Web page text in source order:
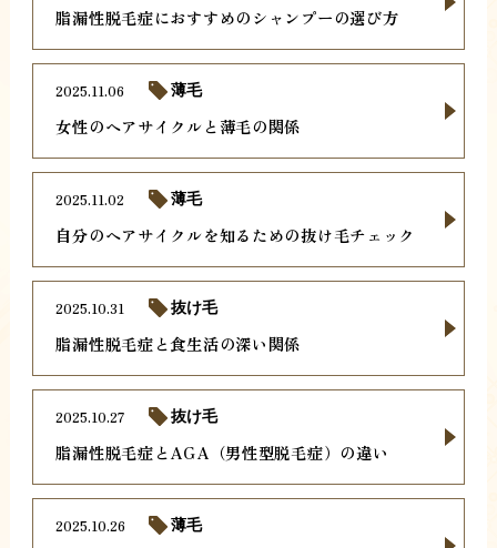
脂漏性脱毛症におすすめのシャンプーの選び方
女性のヘアサイクルと薄毛の関係
2025.11.06 薄毛
自分のヘアサイクルを知るための抜け毛チェック
2025.11.02 薄毛
脂漏性脱毛症と食生活の深い関係
2025.10.31 抜け毛
脂漏性脱毛症とAGA（男性型脱毛症）の違い
2025.10.27 抜け毛
2025.10.26 薄毛